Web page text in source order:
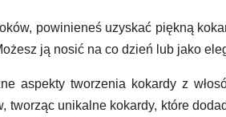
powinieneś uzyskać piękną
ją nosić na co dzień lub jako
aspekty tworzenia kokardy z
tworząc unikalne kokardy, które